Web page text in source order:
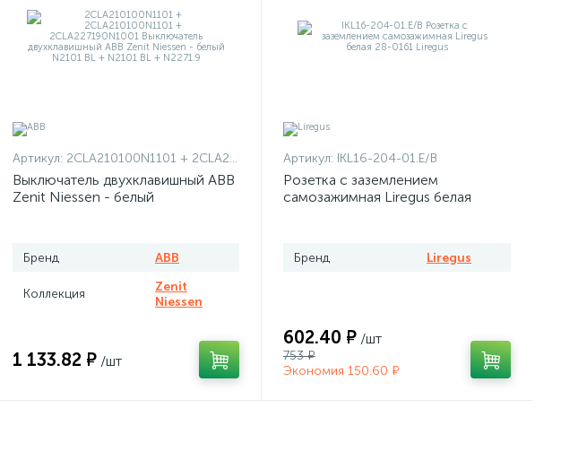
Артикул: 2CLA210100N1101 + 2CLA210100N1101 + 2CLA227190N1001
Выключатель двухклавишный ABB
Zenit Niessen - белый
Бренд ABB
Коллекция
Zenit
Niessen
1 133.82 ₽ /шт
Артикул: IKL16-204-01.E/B
Розетка с заземлением
самозажимная Liregus белая
Бренд Liregus
602.40 ₽ /шт
753 ₽
Экономия 150.60 ₽